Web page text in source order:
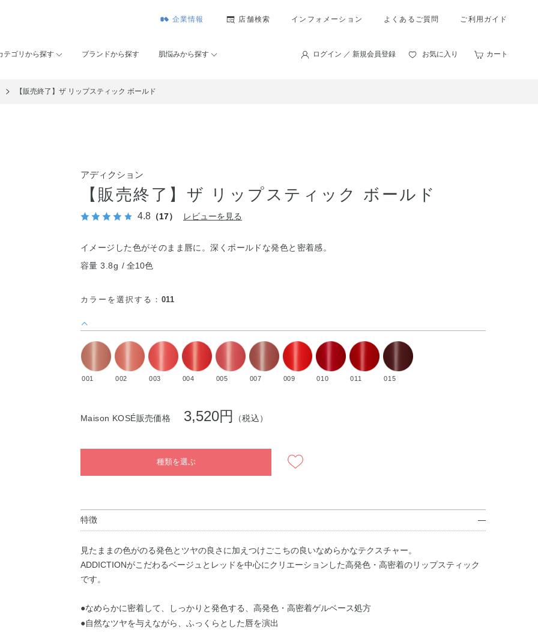
企業情報 店舗検索 インフォメーション よくあるご質問 ご利用ガイド
テゴリから探す ブランドから探す 肌悩みから探す ログイン ／ 新規会員登録 お気に入り カート
【販売終了】ザ リップスティック ボールド
アディクション
【販売終了】ザ リップスティック ボールド
4.8 （17） レビューを見る
イメージした色がそのまま唇に。深くボールドな発色と密着感。
容量 3.8g
全10色
カラーを選択する： 011
001 002 003 004 005 007 009 010 011 015
Maison KOSÉ販売価格 3,520円 （税込）
種類を選ぶ
特徴
見たままの色がのる発色とツヤの良さに加えつけごこちの良いなめらかなテクスチャー。
ADDICTIONがこだわるベージュとレッドを中心にクリエーションした高発色・高密着のリップスティック
です。
●なめらかに密着して、しっかりと発色する、高発色・高密着ゲルベース処方
●自然なツヤを与えながら、ふっくらとした唇を演出